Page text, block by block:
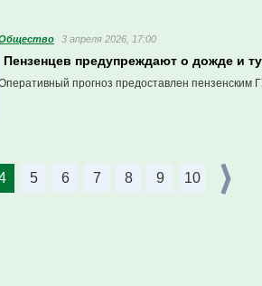
3 апреля 2026, 17:00
Пензенцев предупреждают о дожде и
прогноз предоставлен пензенским
5 6 7 8 9 10